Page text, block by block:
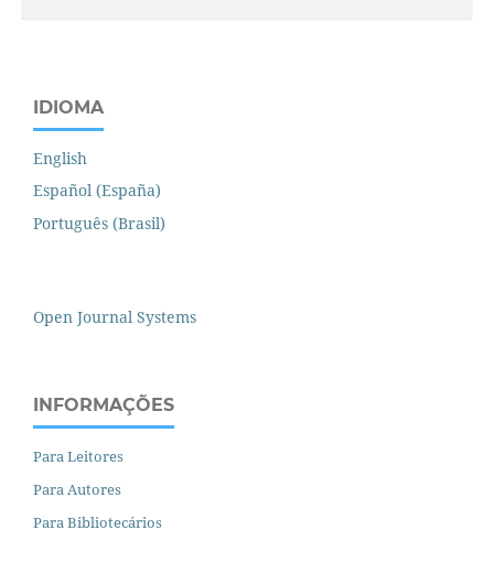
IDIOMA
English
Español (España)
Português (Brasil)
Open Journal Systems
INFORMAÇÕES
Para Leitores
Para Autores
Para Bibliotecários